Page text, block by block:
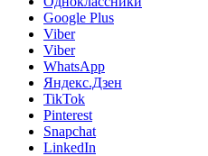
Google Plus
Viber
Viber
WhatsApp
Яндекс.Дзен
TikTok
Pinterest
Snapchat
LinkedIn